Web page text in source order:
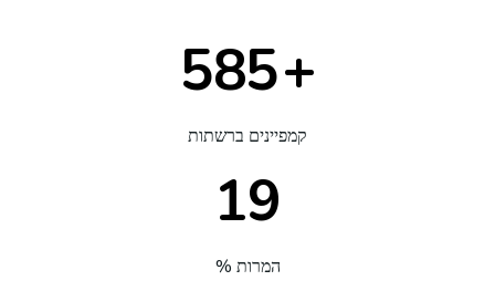
664+
קמפיינים ברשתות
21
% המרות